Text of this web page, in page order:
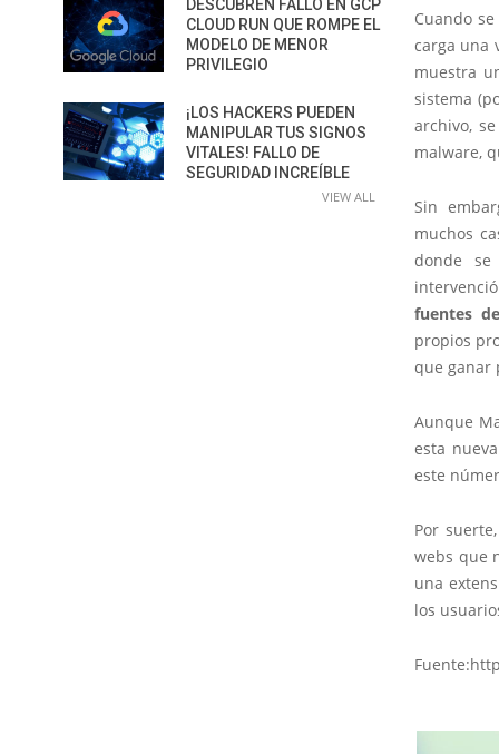
Cuando
carga una
muestra
sistema
archivo,
malware,
Sin
muchos
donde se
fuentes
propios
que ganar
Aunque
esta
este
Por
webs que
una
los
DESCUBREN FALLO EN GCP
CLOUD RUN QUE ROMPE EL
MODELO DE MENOR
PRIVILEGIO
¡LOS HACKERS PUEDEN
MANIPULAR TUS SIGNOS
VITALES! FALLO DE
SEGURIDAD INCREÍBLE
VIEW ALL